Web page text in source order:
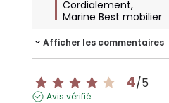
Cordialement,
Marine Best mobilier
Afficher les commentaires
4/5
Avis vérifié